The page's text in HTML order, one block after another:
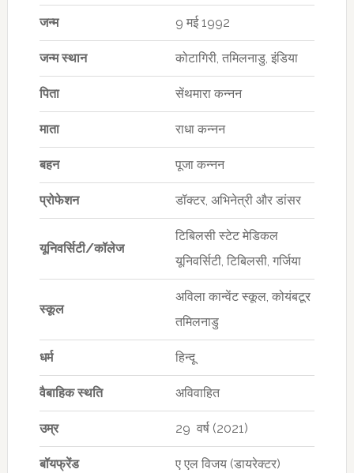
जन्म 9 मई 1992
जन्म स्थान कोटागिरी, तमिलनाडु, इंडिया
पिता सेंथमारा कन्नन
माता राधा कन्नन
बहन पूजा कन्नन
प्रोफेशन डॉक्टर, अभिनेत्री और डांसर
यूनिवर्सिटी/कॉलेज
टिबिलसी स्टेट मेडिकल
यूनिवर्सिटी, टिबिलसी, गर्जिया
स्कूल
अविला कान्वेंट स्कूल, कोयंबटूर
तमिलनाडु
धर्म हिन्दू
वैबाहिक स्थति अविवाहित
उम्र 29 वर्ष (2021)
बॉयफ्रेंड ए एल विजय (डायरेक्टर)